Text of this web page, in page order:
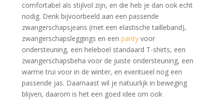
comfortabel als stijlvol zijn, en die heb je dan ook echt
nodig. Denk bijvoorbeeld aan een passende
zwangerschapsjeans (met een elastische tailleband),
zwangerschapsleggings en een pantyvoor
ondersteuning, een heleboel standaard T-shirts, een
zwangerschapsbeha voor de juiste ondersteuning, een
warme trui voor in de winter, en eventueel nog een
passende jas. Daarnaast wil je natuurlijk in beweging
blijven, daarom is het een goed idee om ook